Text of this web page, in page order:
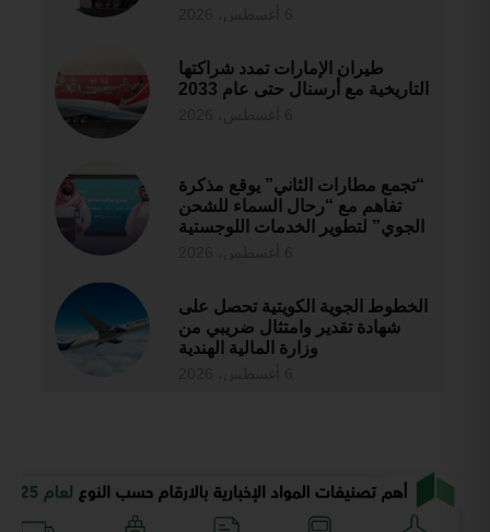
طيران الإمارات تمدد شراكتها
التاريخية مع أرسنال حتى عام 2033
“تجمع مطارات الثاني” يوقع مذكرة
تفاهم مع “رحال السماء للشحن
الجوي” لتطوير الخدمات اللوجستية
الخطوط الجوية الكويتية تحصل على
شهادة تقدير وامتثال ضريبي من
وزارة المالية الهندية